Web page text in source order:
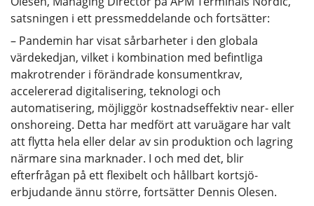
satsningen i ett pressmeddelande och fortsätter:
– Pandemin har visat sårbarheter i den globala
värdekedjan, vilket i kombination med befintliga
makrotrender i förändrade konsumentkrav,
accelererad digitalisering, teknologi och
automatisering, möjliggör kostnadseffektiv near- eller
onshoreing. Detta har medfört att varuägare har valt
att flytta hela eller delar av sin produktion och lagring
närmare sina marknader. I och med det, blir
efterfrågan på ett flexibelt och hållbart kortsjö-
erbjudande ännu större, fortsätter Dennis Olesen.